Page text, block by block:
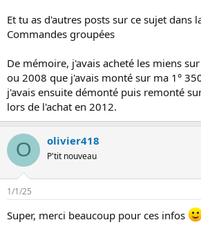
Et tu as d'autres posts sur ce sujet dans
Commandes groupées
De mémoire, j'avais acheté les miens
ou 2008 que j'avais monté sur ma 1°
j'avais ensuite démonté puis remonté
lors de l'achat en 2012.
O olivier418
P'tit nouveau
1/1/25
Super, merci beaucoup pour ces infos